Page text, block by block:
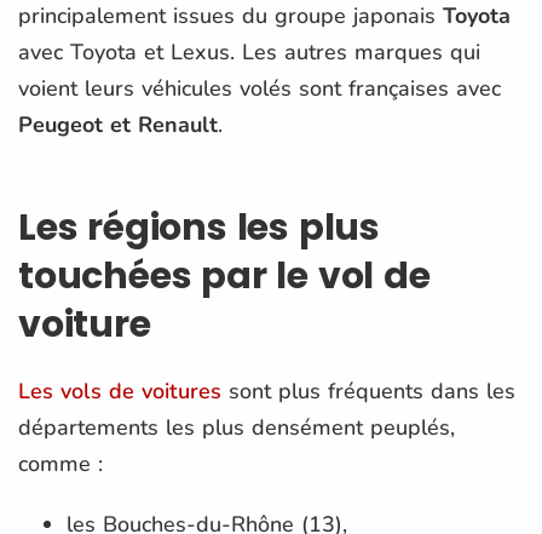
principalement issues du groupe japonais Toyota
avec Toyota et Lexus. Les autres marques qui
voient leurs véhicules volés sont françaises avec
Peugeot et Renault.
Les régions les plus
touchées par le vol de
voiture
Les vols de voitures sont plus fréquents dans les
départements les plus densément peuplés,
comme :
les Bouches-du-Rhône (13),